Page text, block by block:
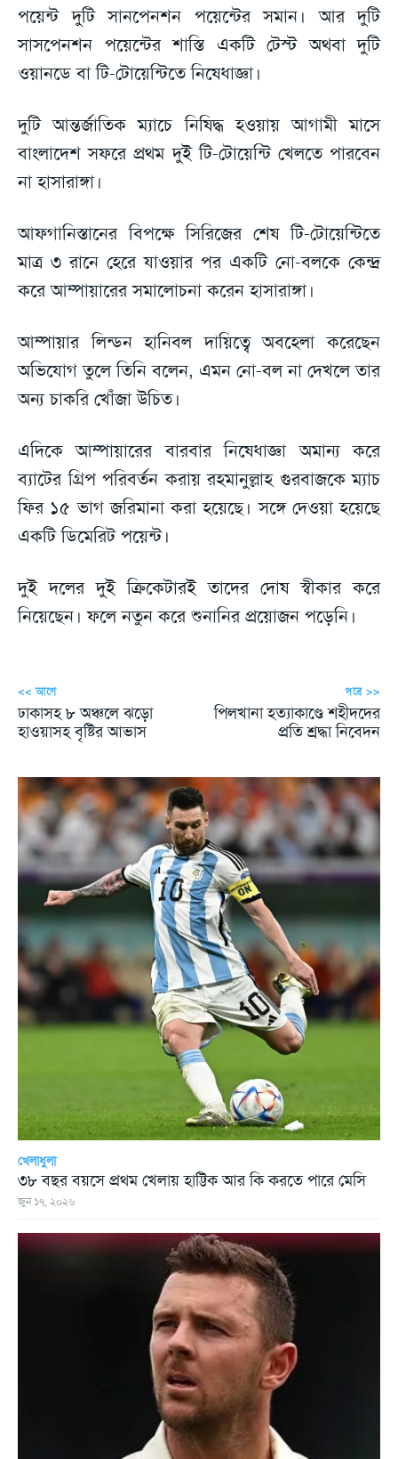
পয়েন্ট দুটি সানপেনশন পয়েন্টের সমান। আর দুটি
সাসপেনশন পয়েন্টের শাস্তি একটি টেস্ট অথবা দুটি
ওয়ানডে বা টি-টোয়েন্টিতে নিষেধাজ্ঞা।
দুটি আন্তর্জাতিক ম্যাচে নিষিদ্ধ হওয়ায় আগামী মাসে
বাংলাদেশ সফরে প্রথম দুই টি-টোয়েন্টি খেলতে পারবেন
না হাসারাঙ্গা।
আফগানিস্তানের বিপক্ষে সিরিজের শেষ টি-টোয়েন্টিতে
মাত্র ৩ রানে হেরে যাওয়ার পর একটি নো-বলকে কেন্দ্র
করে আম্পায়ারের সমালোচনা করেন হাসারাঙ্গা।
আম্পায়ার লিন্ডন হানিবল দায়িত্বে অবহেলা করেছেন
অভিযোগ তুলে তিনি বলেন, এমন নো-বল না দেখলে তার
অন্য চাকরি খোঁজা উচিত।
এদিকে আম্পায়ারের বারবার নিষেধাজ্ঞা অমান্য করে
ব্যাটের গ্রিপ পরিবর্তন করায় রহমানুল্লাহ গুরবাজকে ম্যাচ
ফির ১৫ ভাগ জরিমানা করা হয়েছে। সঙ্গে দেওয়া হয়েছে
একটি ডিমেরিট পয়েন্ট।
দুই দলের দুই ক্রিকেটারই তাদের দোষ স্বীকার করে
নিয়েছেন। ফলে নতুন করে শুনানির প্রয়োজন পড়েনি।
<< আগে
ঢাকাসহ ৮ অঞ্চলে ঝড়ো
হাওয়াসহ বৃষ্টির আভাস
পরে >>
পিলখানা হত্যাকাণ্ডে শহীদদের
প্রতি শ্রদ্ধা নিবেদন
খেলাধুলা
৩৮ বছর বয়সে প্রথম খেলায় হাট্টিক আর কি করতে পারে মেসি
জুন ১৭, ২০২৬